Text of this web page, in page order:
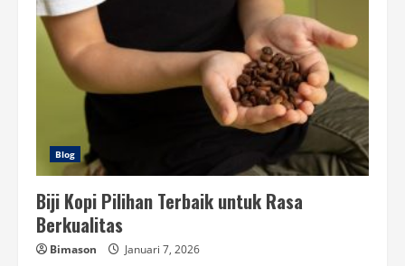
Blog
Biji Kopi Pilihan Terbaik untuk Rasa
Berkualitas
Bimason Januari 7, 2026